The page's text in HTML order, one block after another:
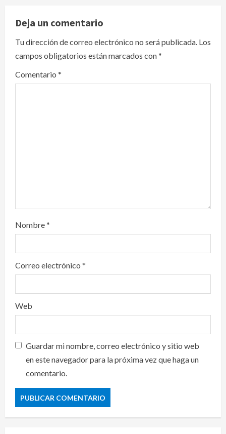
i
g
a
Deja un comentario
Tu dirección de correo electrónico no será publicada. Los
campos obligatorios están marcados con*
Comentario *
Nombre*
Correo electrónico *
Web
Guardar mi nombre, correo electrónico y sitio web
en este navegador para la próxima vez que haga un
comentario.